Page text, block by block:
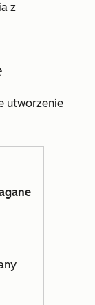
z
utworzenie